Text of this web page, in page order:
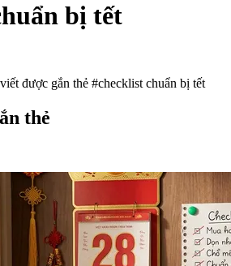
bị tết
được gắn thẻ #checklist chuẩn bị tết
thẻ